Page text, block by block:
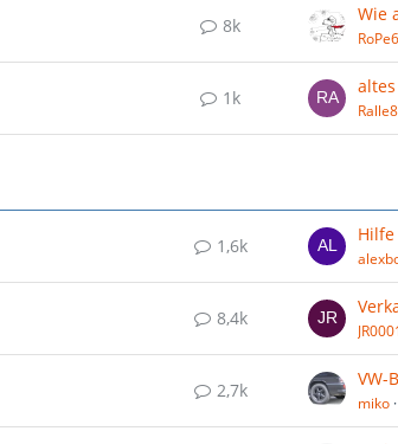
8k
1k
1,6k
8,4k
2,7k
VW-
miko